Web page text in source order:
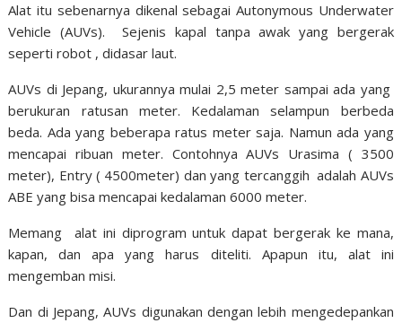
Alat itu sebenarnya dikenal sebagai Autonymous Underwater
Vehicle (AUVs). Sejenis kapal tanpa awak yang bergerak
seperti robot , didasar laut.
AUVs di Jepang, ukurannya mulai 2,5 meter sampai ada yang
berukuran ratusan meter. Kedalaman selampun berbeda
beda. Ada yang beberapa ratus meter saja. Namun ada yang
mencapai ribuan meter. Contohnya AUVs Urasima ( 3500
meter), Entry ( 4500meter) dan yang tercanggih adalah AUVs
ABE yang bisa mencapai kedalaman 6000 meter.
Memang alat ini diprogram untuk dapat bergerak ke mana,
kapan, dan apa yang harus diteliti. Apapun itu, alat ini
mengemban misi.
Dan di Jepang, AUVs digunakan dengan lebih mengedepankan